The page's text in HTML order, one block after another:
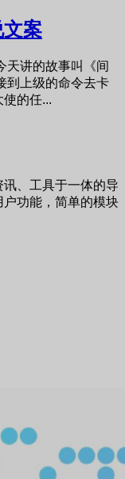
案
天讲的故事叫《间
到上级的命令去卡
的任...
、工具于一体的导
功能，简单的模块